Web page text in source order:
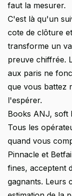
faut la mesurer.
C'est là qu'un
cote de clôture
transforme un
preuve chiffrée.
aux paris ne
que vous battez
l'espérer.
Books ANJ, soft
Tous les
quand vous
Pinnacle et
fines, acceptent
gagnants. Leurs